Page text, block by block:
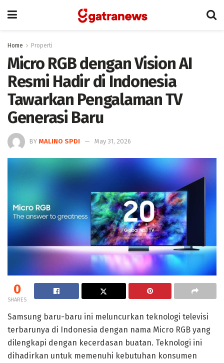
Home Properti
Micro RGB dengan Vision AI
Resmi Hadir di Indonesia
Tawarkan Pengalaman TV
Generasi Baru
BY MALINO SPDI May 31, 2026
0
SHARES
Samsung baru-baru ini meluncurkan teknologi televisi
terbarunya di Indonesia dengan nama Micro RGB yang
dilengkapi dengan kecerdasan buatan. Teknologi ini
dihadirkan untuk memenuhi kebutuhan konsumen